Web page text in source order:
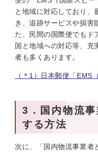
と地域に対応しており、
き、追跡サービスや損害
た、民間の国際便でもド
国と地域への対応等、充
者も多くあります。
（＊1）日本郵便「EMS
3．国内物流
する方法
次に、「国内物流事業者